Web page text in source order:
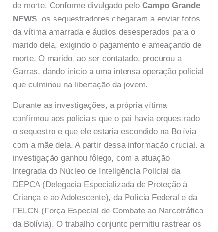
de morte. Conforme divulgado peloCampo Grande
NEWS, os sequestradores chegaram a enviar fotos
da vítima amarrada e áudios desesperados para o
marido dela, exigindo o pagamento e ameaçando de
morte. O marido, ao ser contatado, procurou a
Garras, dando início a uma intensa operação policial
que culminou na libertação da jovem.
Durante as investigações, a própria vítima
confirmou aos policiais que o pai havia orquestrado
o sequestro e que ele estaria escondido na Bolívia
com a mãe dela. A partir dessa informação crucial, a
investigação ganhou fôlego, com a atuação
integrada do Núcleo de Inteligência Policial da
DEPCA (Delegacia Especializada de Proteção à
Criança e ao Adolescente), da Polícia Federal e da
FELCN (Força Especial de Combate ao Narcotráfico
da Bolívia). O trabalho conjunto permitiu rastrear os